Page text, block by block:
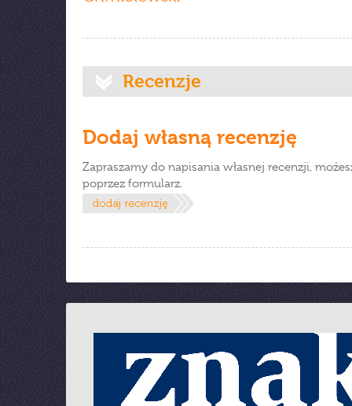
Recenzje
Dodaj własną recenzję
Zapraszamy do napisania własnej recenzji,
poprzez formularz.